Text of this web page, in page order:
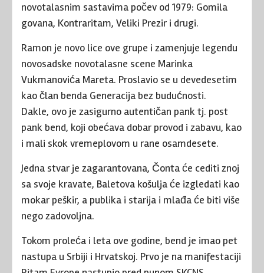
novotalasnim sastavima počev od 1979: Gomila
govana, Kontraritam, Veliki Prezir i drugi.
Ramon je novo lice ove grupe i zamenjuje legendu
novosadske novotalasne scene Marinka
Vukmanovića Mareta. Proslavio se u devedesetim
kao član benda Generacija bez budućnosti.
Dakle, ovo je zasigurno autentičan pank tj. post
pank bend, koji obećava dobar provod i zabavu, kao
i mali skok vremeplovom u rane osamdesete.
Jedna stvar je zagarantovana, Čonta će cediti znoj
sa svoje kravate, Baletova košulja će izgledati kao
mokar peškir, a publika i starija i mlađa će biti više
nego zadovoljna.
Tokom proleća i leta ove godine, bend je imao pet
nastupa u Srbiji i Hrvatskoj. Prvo je na manifestaciji